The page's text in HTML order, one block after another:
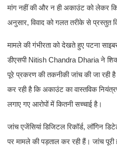
मांग नहीं की और न ही अकाउंट को लेकर
अनुसार, विवाद को गलत तरीके से प्रस्तुत
मामले की गंभीरता को देखते हुए पटना
डीएसपी Nitish Chandra Dharia ने
पूरे प्रकरण की तकनीकी जांच की जा रही
कर रही है कि अकाउंट का वास्तविक
लगाए गए आरोपों में कितनी सच्चाई है।
जांच एजेंसियां डिजिटल रिकॉर्ड, लॉगिन
पर मामले की पड़ताल कर रही हैं। जांच पूरी